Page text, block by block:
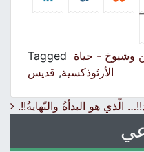
- حياة Tagged
الأرثوذكسية,قديس
الّذي هو البدأةُ والنّهايةُ!!.